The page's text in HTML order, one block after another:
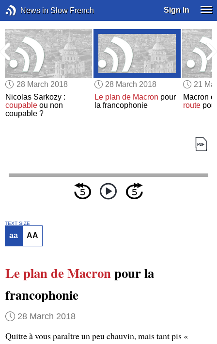
News in Slow French Sign In
28 March 2018
Nicolas Sarkozy :
coupable ou non
coupable ?
28 March 2018
Le plan de Macron pour
la francophonie
21
Macron
route
TEXT SIZE
aa AA
Le plan de Macronpour la
francophonie
28 March 2018
Quitte à vous paraître un peu chauvin, mais tant pis «